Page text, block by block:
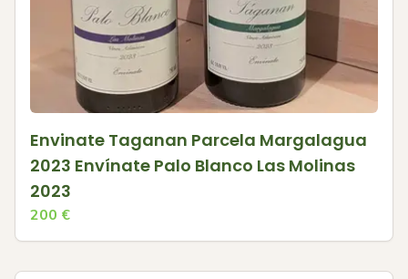
Envinate Taganan Parcela Margalagua
2023 Envínate Palo Blanco Las Molinas
2023
200 €